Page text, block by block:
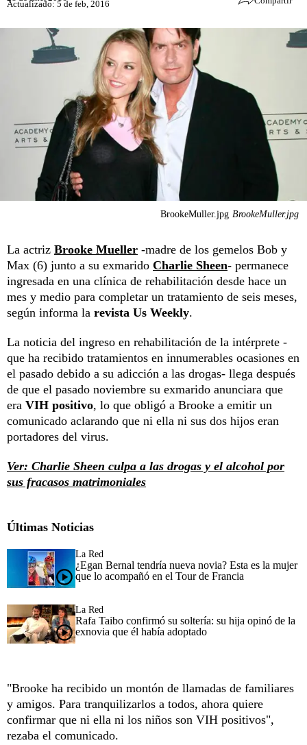
Actualizado: 5 de feb, 2016
BrookeMuller.jpg BrookeMuller.jpg
La actriz Brooke Mueller -madre de los gemelos Bob y
Max (6) junto a su exmarido Charlie Sheen- permanece
ingresada en una clínica de rehabilitación desde hace un
mes y medio para completar un tratamiento de seis meses,
según informa la revista Us Weekly.
La noticia del ingreso en rehabilitación de la intérprete -
que ha recibido tratamientos en innumerables ocasiones en
el pasado debido a su adicción a las drogas- llega después
de que el pasado noviembre su exmarido anunciara que
era VIH positivo, lo que obligó a Brooke a emitir un
comunicado aclarando que ni ella ni sus dos hijos eran
portadores del virus.
Ver: Charlie Sheen culpa a las drogas y el alcohol por
sus fracasos matrimoniales
Últimas Noticias
La Red
¿Egan Bernal tendría nueva novia? Esta es la mujer
que lo acompañó en el Tour de Francia
La Red
Rafa Taibo confirmó su soltería: su hija opinó de la
exnovia que él había adoptado
"Brooke ha recibido un montón de llamadas de familiares
y amigos. Para tranquilizarlos a todos, ahora quiere
confirmar que ni ella ni los niños son VIH positivos",
rezaba el comunicado.